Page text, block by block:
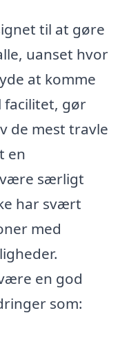
til at gøre
uanset hvor
at komme
facilitet, gør
de mest travle
en
særligt
har svært
med
en god
som: